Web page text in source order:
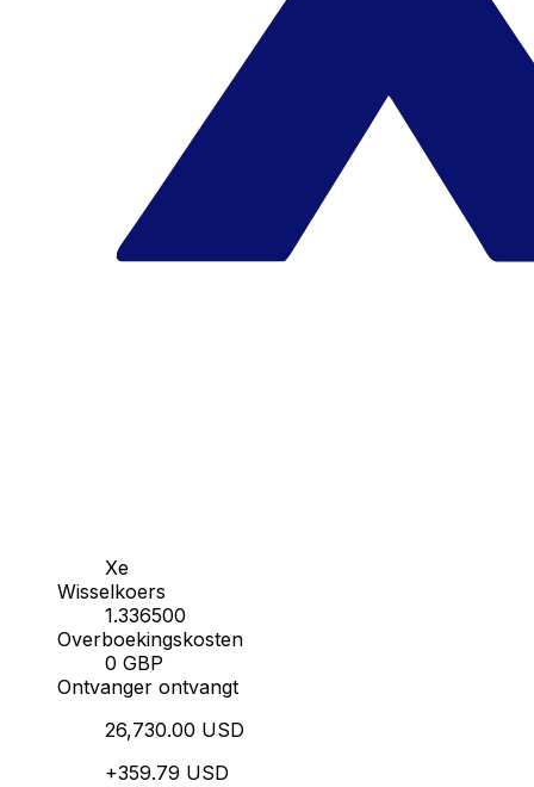
Xe
Wisselkoers
1.336500
Overboekingskosten
0 GBP
Ontvanger ontvangt
26,730.00 USD
+359.79 USD